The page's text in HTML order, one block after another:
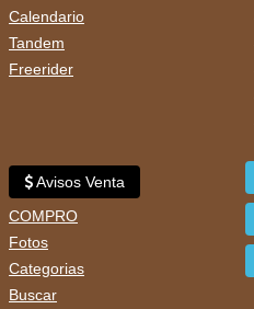
Calendario
Tandem
Freerider
Avisos Venta
COMPRO
Fotos
Categorias
Buscar